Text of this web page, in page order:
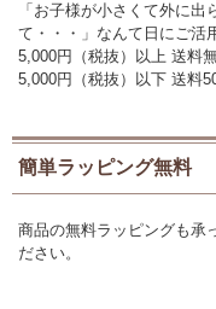
「お子様が小さくて外に
て・・・」なんて日にご活
5,000円（税抜）以上 送料
5,000円（税抜）以下 送料
簡単ラッピング無料
商品の無料ラッピングも承
ださい。